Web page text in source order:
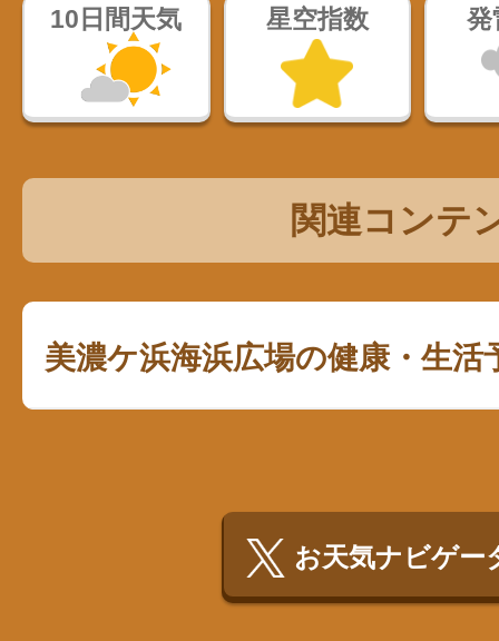
10日間天気 星空指数 発
関連コンテ
美濃ケ浜海浜広場の健康・生活
お天気ナビゲー